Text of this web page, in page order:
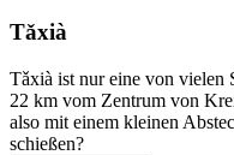
Tǎxià
Tǎxià ist nur eine von vielen
22 km vom Zentrum von
also mit einem kleinen
schießen?